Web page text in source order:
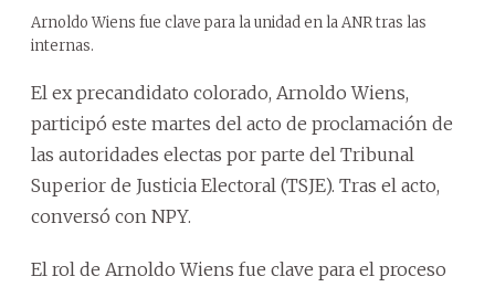
Arnoldo Wiens fue clave para la unidad en la ANR tras las
internas.
El ex precandidato colorado, Arnoldo Wiens,
participó este martes del acto de proclamación de
las autoridades electas por parte del Tribunal
Superior de Justicia Electoral (TSJE). Tras el acto,
conversó con NPY.
El rol de Arnoldo Wiens fue clave para el proceso